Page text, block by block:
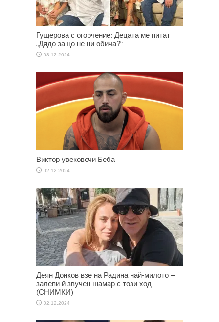
Гущерова с огорчение: Децата ме питат
„Дядо защо не ни обича?“
03.12.2024
Виктор увековечи Беба
02.12.2024
Деян Донков взе на Радина най-милото –
залепи й звучен шамар с този ход
(СНИМКИ)
02.12.2024